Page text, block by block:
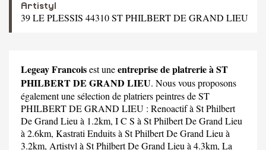
Artistyl
39 LE PLESSIS 44310 ST PHILBERT DE GRAND LIEU
Legeay Francoisest uneentreprise de platrerie à ST
PHILBERT DE GRAND LIEU. Nous vous proposons
également une sélection de platriers peintres de ST
PHILBERT DE GRAND LIEU : Renoactifà St Philbert
De Grand Lieu à 1.2km, I C S à St Philbert De Grand Lieu
à 2.6km, Kastrati Enduitsà St Philbert De Grand Lieu à
3.2km, Artistyl à St Philbert De Grand Lieu à 4.3km, La